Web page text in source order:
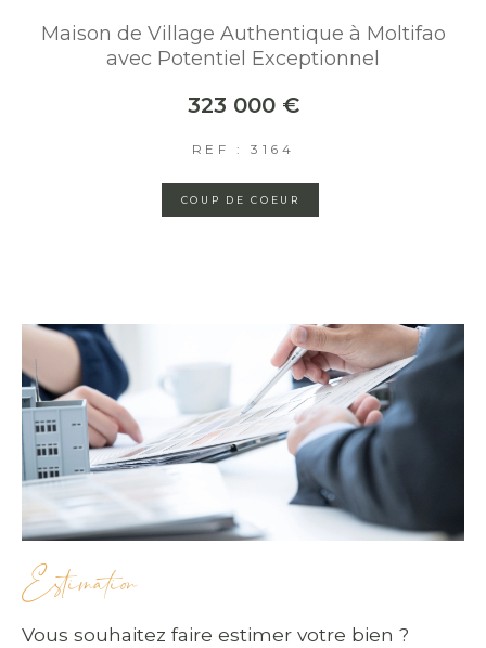
Maison de Village Authentique à Moltifao
avec Potentiel Exceptionnel
323 000 €
REF : 3164
COUP DE COEUR
Estimation
Vous souhaitez faire estimer votre bien ?